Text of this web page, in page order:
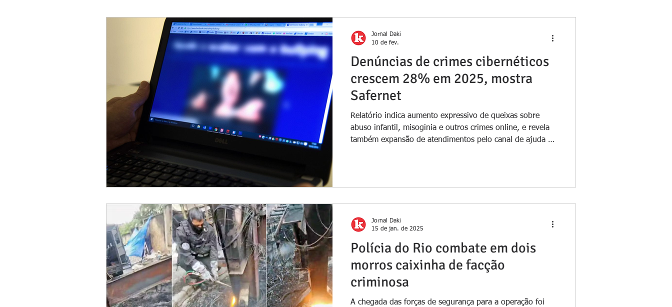
Denúncias de crimes cibernéticos
crescem 28% em 2025, mostra
Safernet
Relatório indica aumento expressivo de queixas sobre
abuso infantil, misoginia e outros crimes online, e revela
também expansão de atendimentos pelo canal de ajuda da
organização que coordena a Central Nacional de
Jornal Daki
10 de fev.
Polícia do Rio combate em dois
morros caixinha de facção
criminosa
A chegada das forças de segurança para a operação foi
Jornal Daki
15 de jan. de 2025